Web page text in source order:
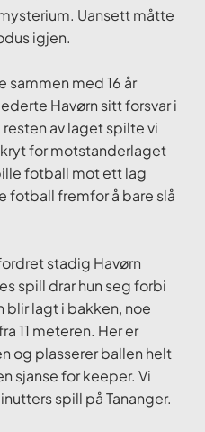
Uansett måtte
igjen.
sammen med 16 år
Havørn sitt forsvar i
av laget spilte vi
for motstanderlaget
fotball mot ett lag
fotball fremfor å bare slå
stadig Havørn
spill drar hun seg forbi
blir lagt i bakken, noe
11 meteren. Her er
og plasserer ballen helt
sjanse for keeper. Vi
spill på Tananger.